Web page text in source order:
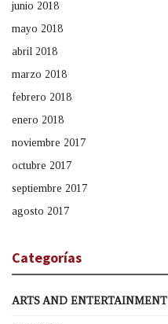
junio 2018
mayo 2018
abril 2018
marzo 2018
febrero 2018
enero 2018
noviembre 2017
octubre 2017
septiembre 2017
agosto 2017
Categorías
ARTS AND ENTERTAINMENT